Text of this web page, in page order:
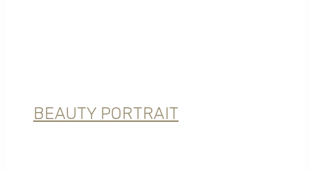
BEAUTY PORTRAIT